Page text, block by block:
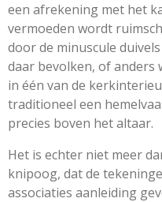
een afrekening met het
vermoeden wordt
door de minuscule
daar bevolken, of anders
in één van de
traditioneel een
precies boven het altaar.
Het is echter niet meer
knipoog, dat de
associaties aanleiding